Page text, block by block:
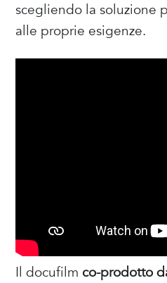
scegliendo la soluzione
alle proprie esigenze.
Il docufilm co-prodotto